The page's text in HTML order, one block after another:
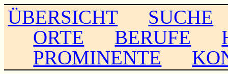
ÜBERSICHT
SUCHE
ORTE
BERUFE
PROMINENTE